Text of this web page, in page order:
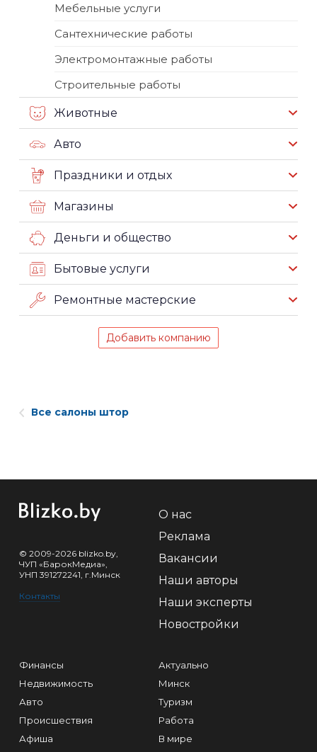
Мебельные услуги
Сантехнические работы
Электромонтажные работы
Строительные работы
Животные
Авто
Праздники и отдых
Магазины
Деньги и общество
Бытовые услуги
Ремонтные мастерские
Добавить компанию
Все салоны штор
© 2009-2026 blizko.by,
ЧУП «БарокМедиа»,
УНП 391272241, г.Минск
Контакты
О нас
Реклама
Вакансии
Наши авторы
Наши эксперты
Новостройки
Финансы
Недвижимость
Авто
Происшествия
Афиша
Актуально
Минск
Туризм
Работа
В мире